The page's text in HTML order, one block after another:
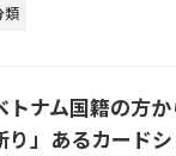
類
トナム国籍の方
り」あるカード